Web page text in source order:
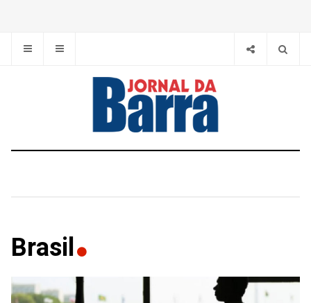
Brasil